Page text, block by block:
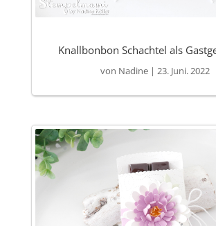
Knallbonbon Schachtel als
von Nadine| 23. Juni. 2022